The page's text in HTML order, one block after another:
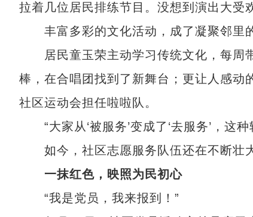
拉着几位居民排练节目。没想到演出大受
丰富多彩的文化活动，成了凝聚邻里的
居民童玉荣主动学习传统文化，每周
棒，在合唱团找到了新舞台；更让人感动
社区运动会担任啦啦队。
“大家从‘被服务’变成了‘去服务’，这种
如今，社区志愿服务队伍还在不断壮大
一抹红色，映照为民初心
“我是党员，我来报到！”